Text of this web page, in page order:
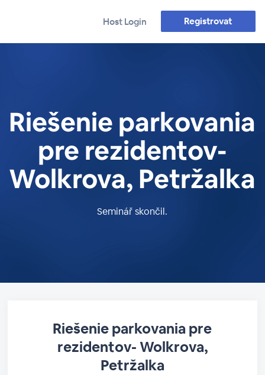
Host Login Registrovat
Riešenie parkovania
​pre rezidentov​-
Wolkrova, Petržalka
Seminář skončil.
Riešenie parkovania ​pre
rezidentov​- Wolkrova,
Petržalka